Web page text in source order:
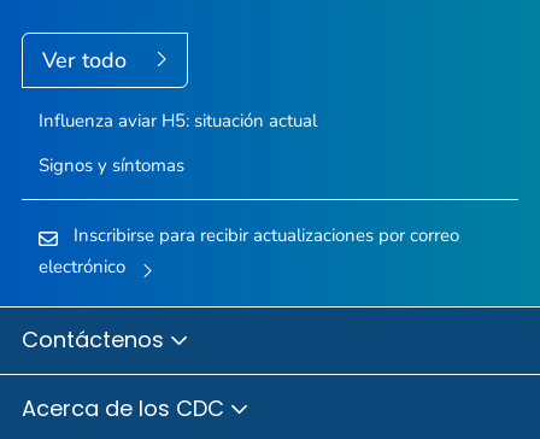
Ver todo
Influenza aviar H5: situación actual
Signos y síntomas
Inscribirse para recibir actualizaciones por correo
electrónico
Contáctenos
Acerca de los CDC